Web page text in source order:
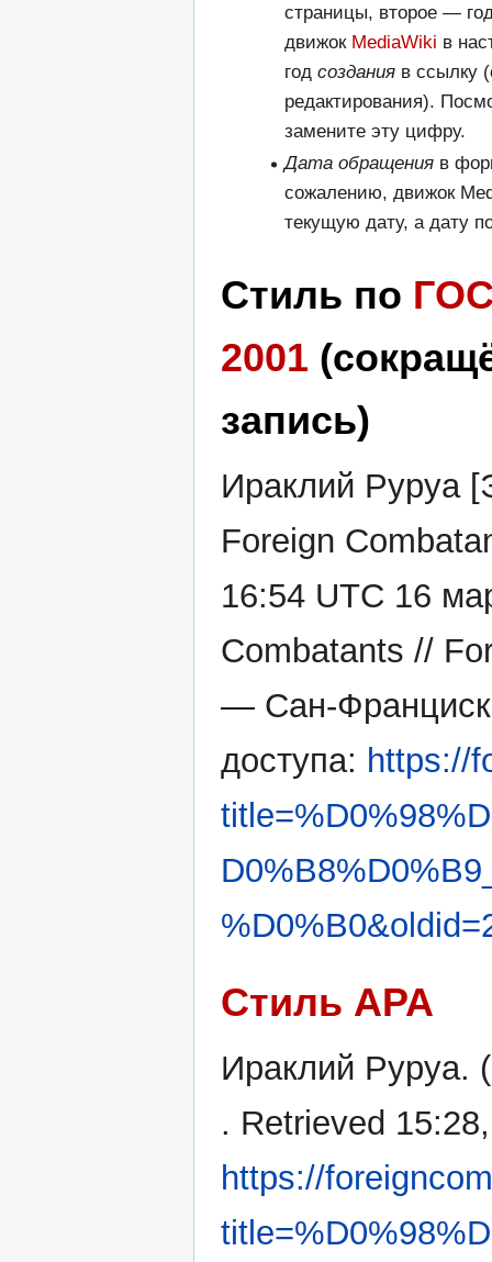
страницы, второе —
движок MediaWiki в
год созданияв ссылку
редактирования).
замените эту цифру.
Дата обращенияв
сожалению, движок
текущую дату, а дату
Стиль по
2001
запись)
Ираклий Руруа
Foreign
16:54 UTC 16
Combatants //
— Сан-
доступа: https://
Стиль APA
Ираклий Руруа.
. Retrieved
https://